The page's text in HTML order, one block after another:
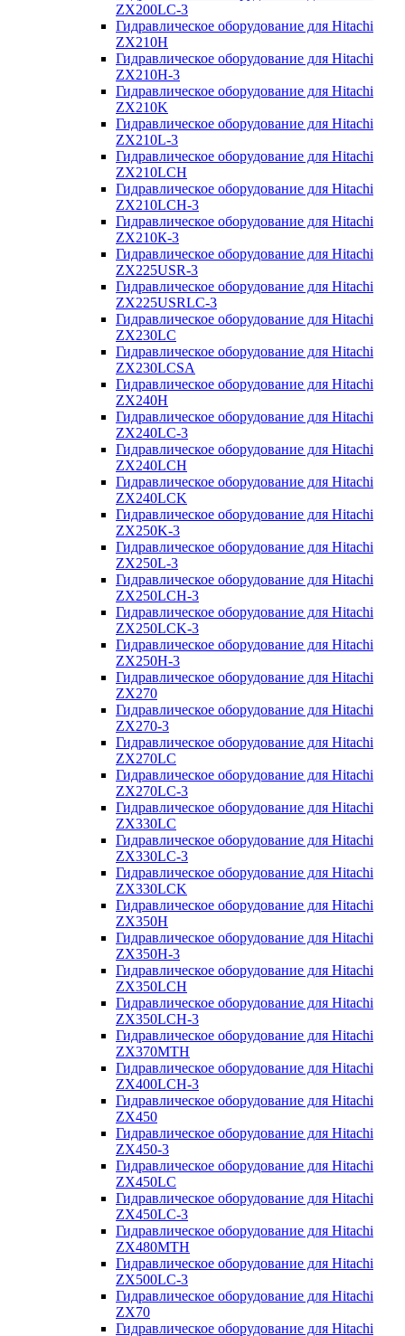
ZX200LC-3
Гидравлическое оборудование для Hitachi
ZX210H
Гидравлическое оборудование для Hitachi
ZX210H-3
Гидравлическое оборудование для Hitachi
ZX210K
Гидравлическое оборудование для Hitachi
ZX210L-3
Гидравлическое оборудование для Hitachi
ZX210LCH
Гидравлическое оборудование для Hitachi
ZX210LCH-3
Гидравлическое оборудование для Hitachi
ZX210К-3
Гидравлическое оборудование для Hitachi
ZX225USR-3
Гидравлическое оборудование для Hitachi
ZX225USRLC-3
Гидравлическое оборудование для Hitachi
ZX230LC
Гидравлическое оборудование для Hitachi
ZX230LCSA
Гидравлическое оборудование для Hitachi
ZX240H
Гидравлическое оборудование для Hitachi
ZX240LC-3
Гидравлическое оборудование для Hitachi
ZX240LCH
Гидравлическое оборудование для Hitachi
ZX240LCK
Гидравлическое оборудование для Hitachi
ZX250K-3
Гидравлическое оборудование для Hitachi
ZX250L-3
Гидравлическое оборудование для Hitachi
ZX250LCH-3
Гидравлическое оборудование для Hitachi
ZX250LCK-3
Гидравлическое оборудование для Hitachi
ZX250Н-3
Гидравлическое оборудование для Hitachi
ZX270
Гидравлическое оборудование для Hitachi
ZX270-3
Гидравлическое оборудование для Hitachi
ZX270LC
Гидравлическое оборудование для Hitachi
ZX270LC-3
Гидравлическое оборудование для Hitachi
ZX330LC
Гидравлическое оборудование для Hitachi
ZX330LC-3
Гидравлическое оборудование для Hitachi
ZX330LCK
Гидравлическое оборудование для Hitachi
ZX350H
Гидравлическое оборудование для Hitachi
ZX350H-3
Гидравлическое оборудование для Hitachi
ZX350LCH
Гидравлическое оборудование для Hitachi
ZX350LCH-3
Гидравлическое оборудование для Hitachi
ZX370MTH
Гидравлическое оборудование для Hitachi
ZX400LCH-3
Гидравлическое оборудование для Hitachi
ZX450
Гидравлическое оборудование для Hitachi
ZX450-3
Гидравлическое оборудование для Hitachi
ZX450LC
Гидравлическое оборудование для Hitachi
ZX450LC-3
Гидравлическое оборудование для Hitachi
ZX480MTH
Гидравлическое оборудование для Hitachi
ZX500LC-3
Гидравлическое оборудование для Hitachi
ZX70
Гидравлическое оборудование для Hitachi